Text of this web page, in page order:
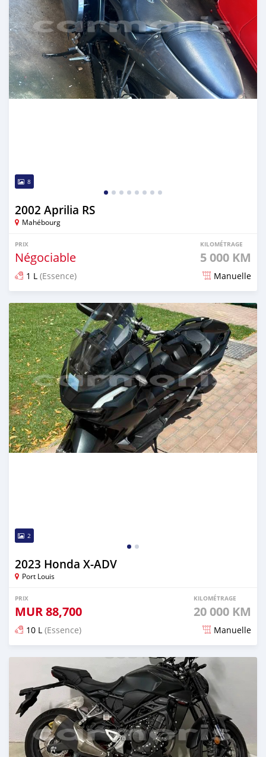
8
2002 Aprilia RS
Mahébourg
PRIX
Négociable
KILOMÉTRAGE
5 000 KM
1 L (Essence) Manuelle
Publié il y a 16 jours
2
2023 Honda X-ADV
Port Louis
PRIX
MUR88,700
KILOMÉTRAGE
20 000 KM
10 L (Essence) Manuelle
Publié il y a environ 2 mois